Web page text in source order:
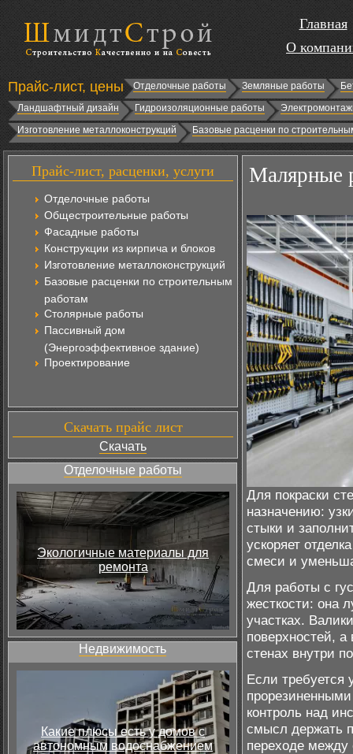
Главная
О
Прайс-лист, цены Отделочные работы Земляные работы
Ландшафтный дизайн
Гидроизоляционные работы
Изготовление металлоконструкций
Базовые расценки по
Прайс-лист, расценки, услуги
Отделочные работы
Общестроительные работы
Фасадные работы
Конструкции из кирпича и блоков
Изготовление металлоконструкций
Базовые расценки по строительным
работам
Столярные работы
Пассивный дом
(Энергоэффективное здание)
Проектирование
Скачать прайс лист
Скачать
Отделочные работы
Экологичные материалы для
ремонта
Недвижимость
Какие плюсы есть у домов с
автономным водоснабжением
Малярные
Для покраски
назначению:
стыки и
ускоряет
смеси и
Для работы с
жесткости: она
участках.
поверхностей,
стенах внутри
Если требуется
контроль над
смысл держать
переходе между